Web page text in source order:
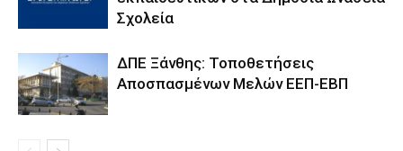
Σχολεία
ΔΠΕ Ξάνθης: Τοποθετήσεις
Αποσπασμένων Μελών ΕΕΠ-ΕΒΠ